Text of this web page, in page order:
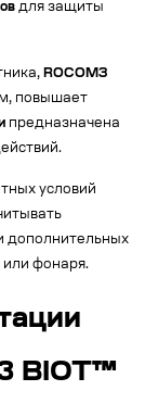
для защиты
ROСОМЗ
повышает
предназначена
условий
дополнительных
или фонаря.
BIOT™